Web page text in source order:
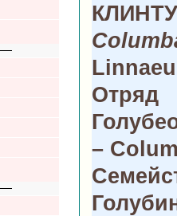
Отряд
–